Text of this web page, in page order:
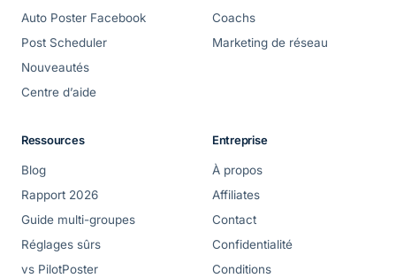
Auto Poster Facebook
Post Scheduler
Nouveautés
Centre d’aide
Coachs
Marketing de réseau
Ressources
Blog
Rapport 2026
Guide multi-groupes
Réglages sûrs
vs PilotPoster
Entreprise
À propos
Affiliates
Contact
Confidentialité
Conditions